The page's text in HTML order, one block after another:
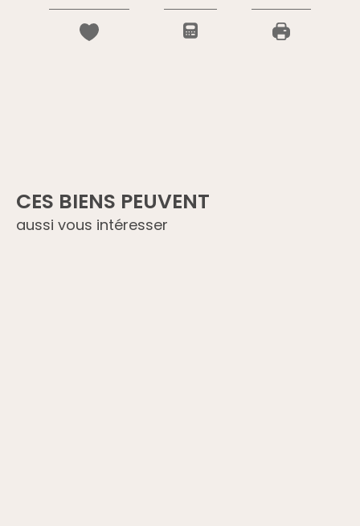
CES BIENS PEUVENT
aussi vous intéresser